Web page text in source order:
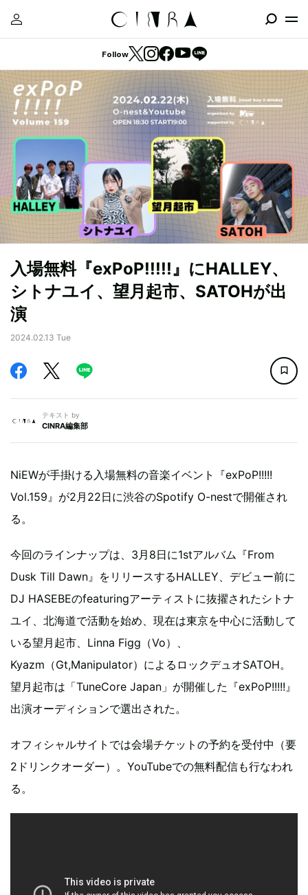
Follow
入場無料『exPoP!!!!!』にHALLEY、
シトナユイ、望月起市、SATOHが出
演
2024.02.13 Tue
テキスト by
CINRA編集部
NiEWが手掛ける入場無料の音楽イベント『exPoP!!!!!
Vol.159』が2月22日に渋谷のSpotify O-nestで開催され
る。
今回のラインナップは、3月8日に1stアルバム『From
Dusk Till Dawn』をリリースするHALLEY、デビュー前に
DJ HASEBEのfeaturingアーティストに抜擢されたシトナ
ユイ、北海道で活動を始め、現在は東京を中心に活動して
いる望月起市、Linna Figg（Vo）、
Kyazm（Gt,Manipulator）によるロックデュオSATOH。
望月起市は「TuneCore Japan」が開催した『exPoP!!!!!』
出演オーディションで選出された。
オフィシャルサイトでは会場チケットの予約を受付中（要
2ドリンクオーダー）。YouTubeでの無料配信も行なわれ
る。